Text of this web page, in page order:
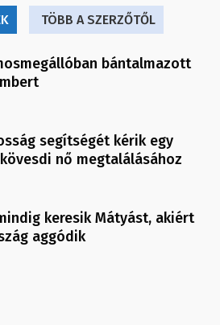
TÖBB A SZERZŐTŐL
bántalmazott
segítségét kérik egy
nő megtalálásához
keresik Mátyást, akiért
aggódik